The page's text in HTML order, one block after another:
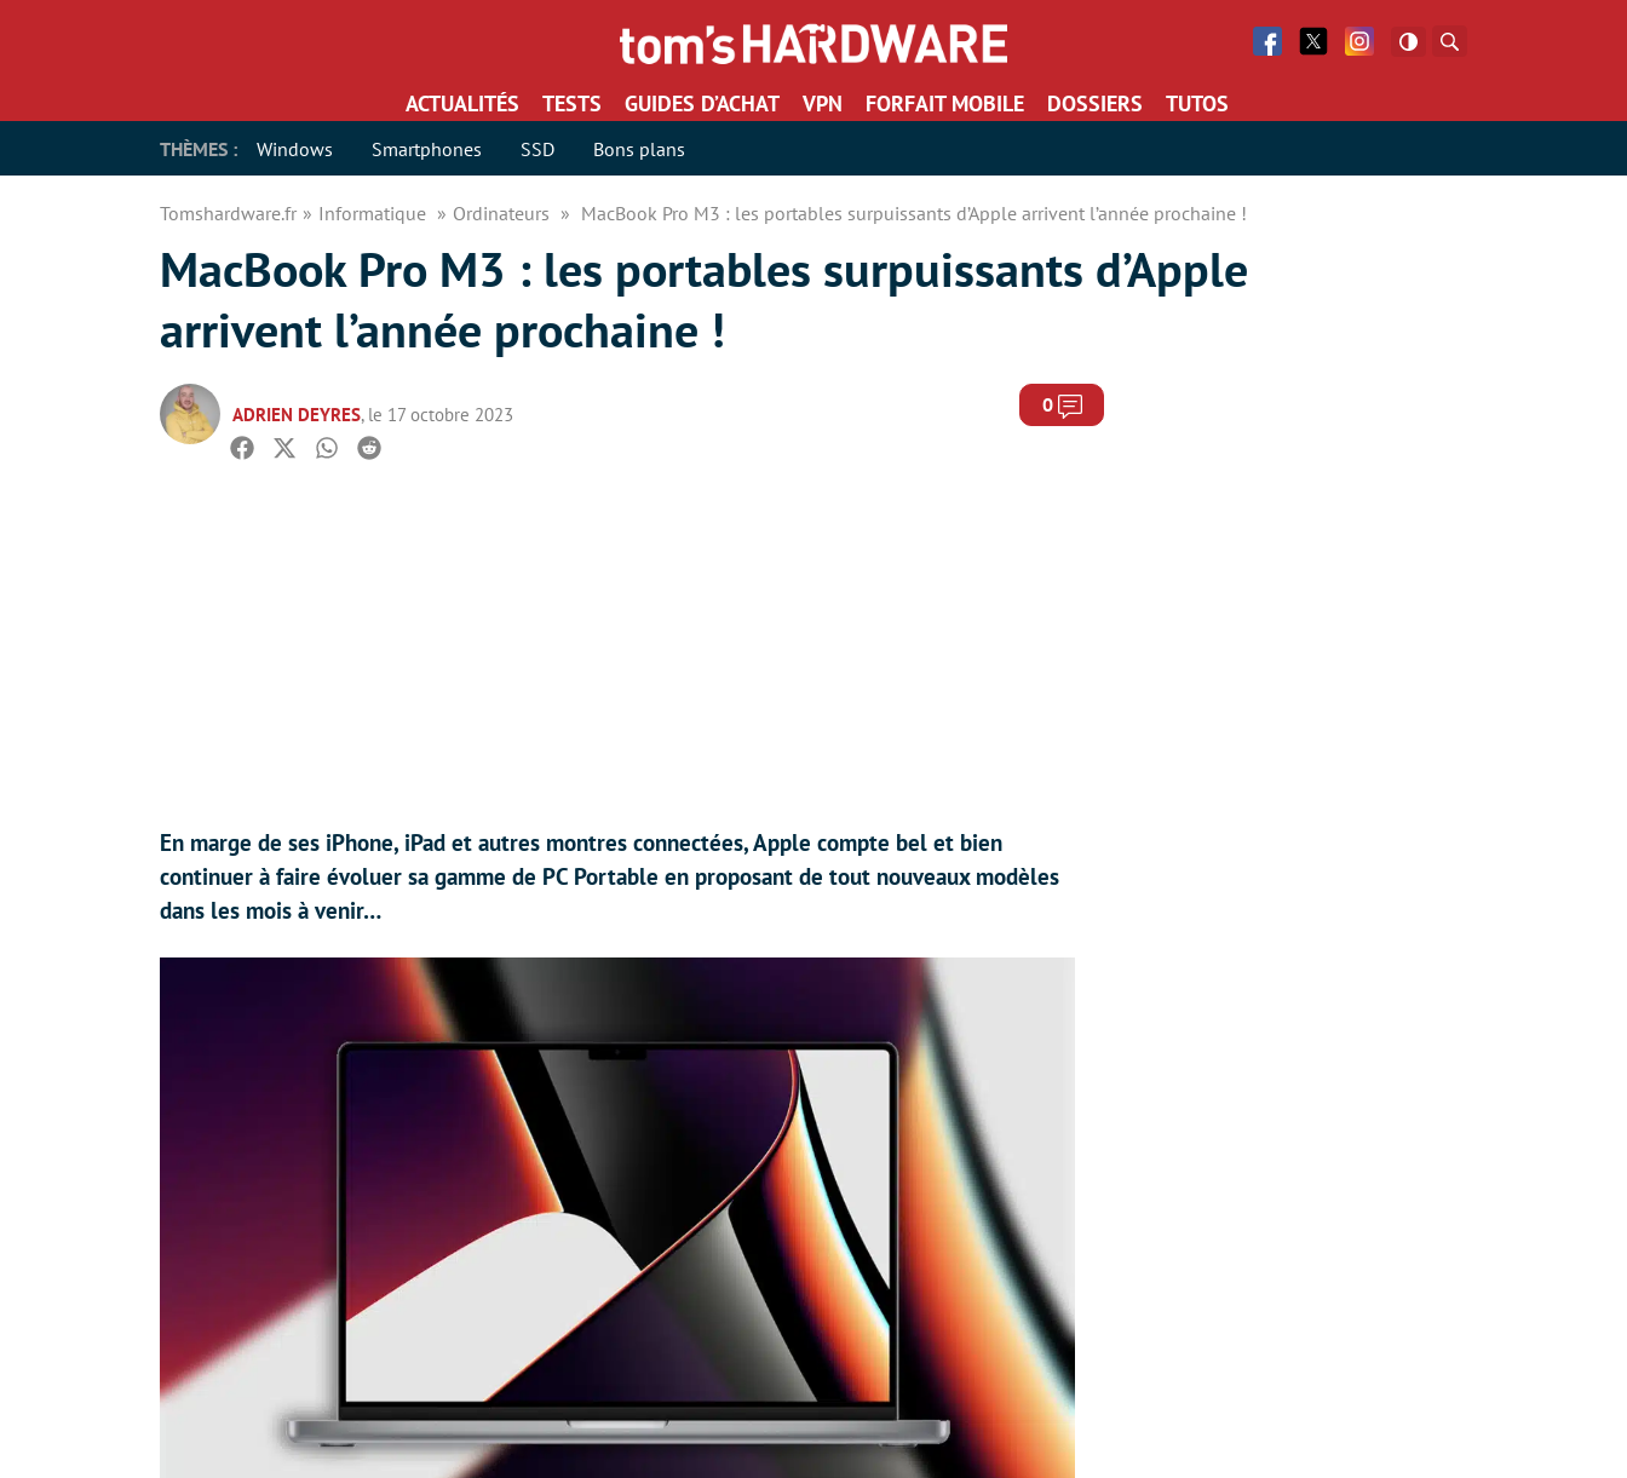
Facebook
Twitter Facebook
ACTUALITÉS TESTS GUIDES D’ACHAT VPN FORFAIT MOBILE DOSSIERS TUTOS
THÈMES : Windows Smartphones SSD Bons plans
Tomshardware.fr Informatique Ordinateurs MacBook Pro M3 : les portables surpuissants d’Apple arrivent l’année prochaine !
MacBook Pro M3 : les portables surpuissants d’Apple
arrivent l’année prochaine !
ADRIEN DEYRES, le 17 octobre 2023 0 Commentaires
Facebook
TwitterWhatsapp
Reddit
En marge de ses iPhone, iPad et autres montres connectées, Apple compte bel et bien
continuer à faire évoluer sa gamme de PC Portable en proposant de tout nouveaux modèles
dans les mois à venir…